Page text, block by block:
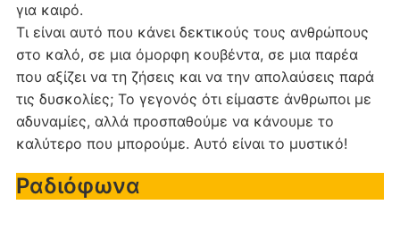
για καιρό.
Τι είναι αυτό που κάνει δεκτικούς τους ανθρώπους
στο καλό, σε μια όμορφη κουβέντα, σε μια παρέα
που αξίζει να τη ζήσεις και να την απολαύσεις παρά
τις δυσκολίες; Το γεγονός ότι είμαστε άνθρωποι με
αδυναμίες, αλλά προσπαθούμε να κάνουμε το
καλύτερο που μπορούμε. Αυτό είναι το μυστικό!
Ραδιόφωνα